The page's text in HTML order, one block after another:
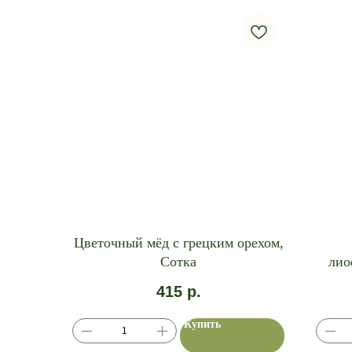
Цветочный мёд с грецким орехом,
Сотка
415 р.
Купить